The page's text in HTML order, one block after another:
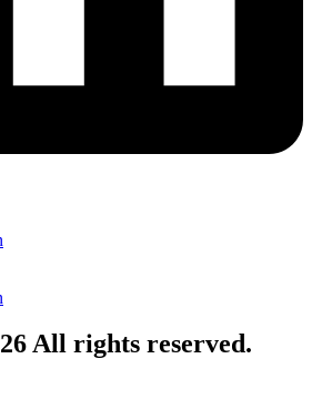
All rights reserved.